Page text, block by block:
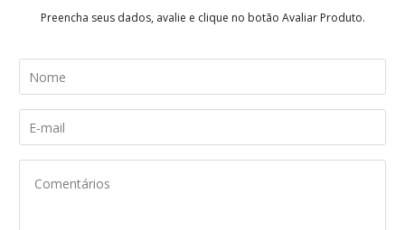
Preencha seus dados, avalie e clique no botão Avaliar Produto.